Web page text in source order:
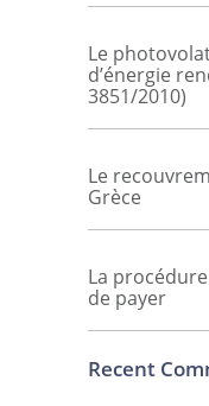
Le
d’énergie
3851/2010)
Le
Grèce
La
de payer
Recent